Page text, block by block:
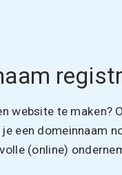
website te
je een domeinnaam
(online)